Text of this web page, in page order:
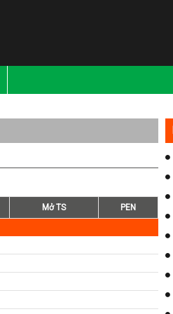
Mở TS
PEN